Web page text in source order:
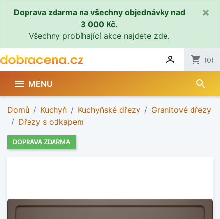
Doprava zdarma na všechny objednávky nad
3 000 Kč.
Všechny probíhající akce najdete zde.
×
 shopping_cart (0)
 MENU search
Domů Kuchyň Kuchyňské dřezy
Granitové dřezy
Dřezy s odkapem
DOPRAVA ZDARMA